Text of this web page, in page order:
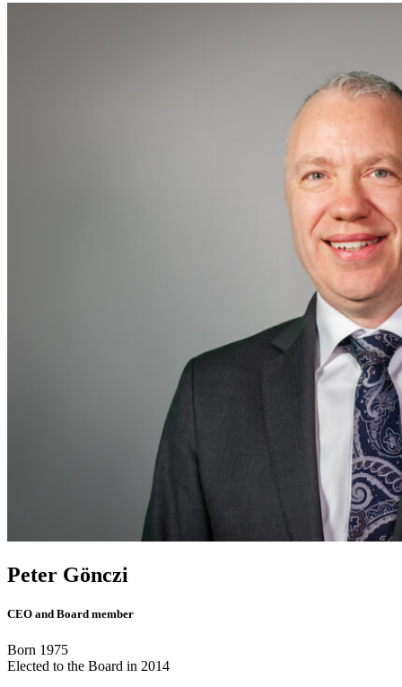
Peter Gönczi
CEO and Board member
Born 1975
Elected to the Board in 2014